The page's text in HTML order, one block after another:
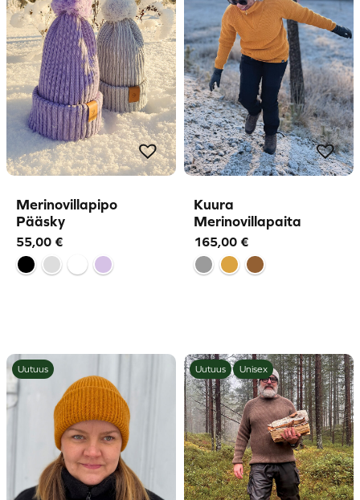
Merinovillapipo
Pääsky
55,00 €
Kuura
Merinovillapaita
165,00 €
Uutuus Uutuus Unisex